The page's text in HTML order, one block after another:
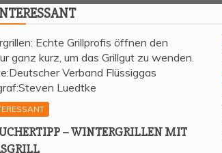
– WIN­TER­GRIL­LEN MIT